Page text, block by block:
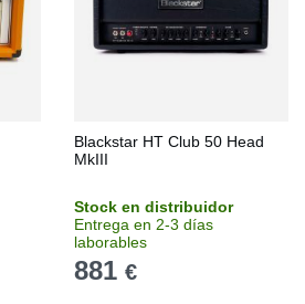
Blackstar HT Club 50 Head
MkIII
Stock en distribuidor
Entrega en 2-3 días
laborables
881 €